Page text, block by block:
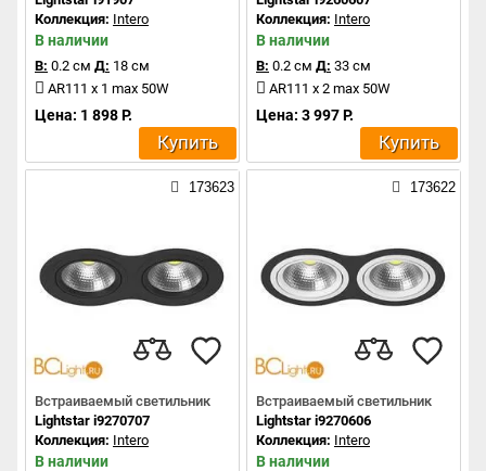
Коллекция: Intero
В наличии
В: 0.2 см Д: 18 см
AR111 x 1 max 50W
Цена: 1 898 Р.
Купить
Коллекция: Intero
В наличии
В: 0.2 см Д: 33 см
AR111 x 2 max 50W
Цена: 3 997 Р.
Купить
173623
Встраиваемый светильник
Lightstar i9270707
Коллекция: Intero
В наличии
173622
Встраиваемый светильник
Lightstar i9270606
Коллекция: Intero
В наличии